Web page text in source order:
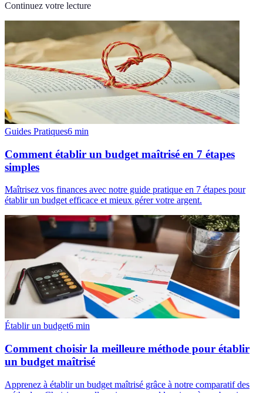
Continuez votre lecture
Guides Pratiques6 min
Comment établir un budget maîtrisé en 7 étapes
simples
Maîtrisez vos finances avec notre guide pratique en 7 étapes pour
établir un budget efficace et mieux gérer votre argent.
Établir un budget6 min
Comment choisir la meilleure méthode pour établir
un budget maîtrisé
Apprenez à établir un budget maîtrisé grâce à notre comparatif des